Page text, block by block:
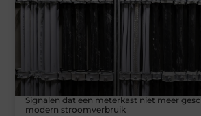
Signalen dat een meterkast niet meer
modern stroomverbruik